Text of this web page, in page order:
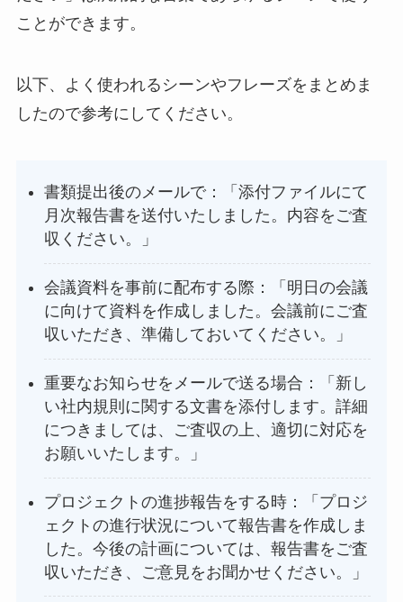
ことができます。
以下、よく使われるシーンやフレーズをまとめま
したので参考にしてください。
書類提出後のメールで：「添付ファイルにて
月次報告書を送付いたしました。内容をご査
収ください。」
会議資料を事前に配布する際：「明日の会議
に向けて資料を作成しました。会議前にご査
収いただき、準備しておいてください。」
重要なお知らせをメールで送る場合：「新し
い社内規則に関する文書を添付します。詳細
につきましては、ご査収の上、適切に対応を
お願いいたします。」
プロジェクトの進捗報告をする時：「プロジ
ェクトの進行状況について報告書を作成しま
した。今後の計画については、報告書をご査
収いただき、ご意見をお聞かせください。」